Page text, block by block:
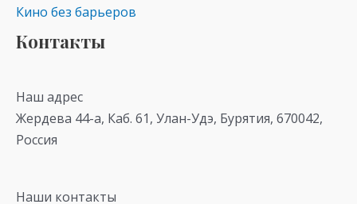
Кино без барьеров
Контакты
Наш адрес
Жердева 44-а, Каб. 61, Улан-Удэ, Бурятия, 670042,
Россия
Наши контакты